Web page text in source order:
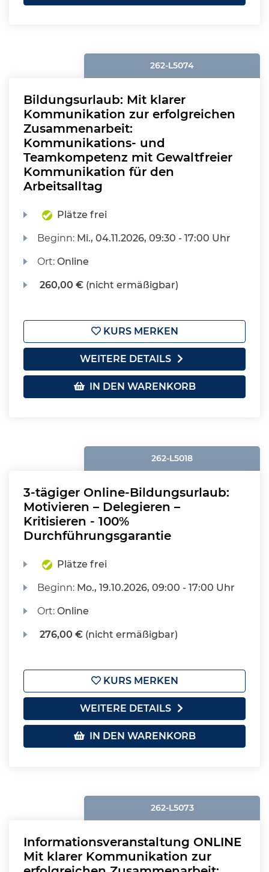
262-L5074
Bildungsurlaub: Mit klarer
Kommunikation zur erfolgreichen
Zusammenarbeit:
Kommunikations- und
Teamkompetenz mit Gewaltfreier
Kommunikation für den
Arbeitsalltag
Plätze frei
Beginn: Mi., 04.11.2026, 09:30 - 17:00 Uhr
Ort:Online
260,00 € (nicht ermäßigbar)
KURS MERKEN
WEITERE DETAILS
IN DEN WARENKORB
262-L5018
3-tägiger Online-Bildungsurlaub:
Motivieren – Delegieren –
Kritisieren - 100%
Durchführungsgarantie
Plätze frei
Beginn: Mo., 19.10.2026, 09:00 - 17:00 Uhr
Ort:Online
276,00 € (nicht ermäßigbar)
KURS MERKEN
WEITERE DETAILS
IN DEN WARENKORB
262-L5073
Informationsveranstaltung ONLINE
Mit klarer Kommunikation zur